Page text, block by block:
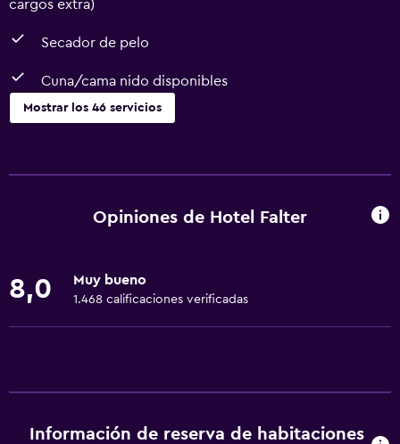
cargos extra)
Secador de pelo
Cuna/cama nido disponibles
Mostrar los 46 servicios
Copas
Menús para dietas especiales (bajo petición)
Wifi gratis
Opiniones de Hotel Falter
8,0 Muy bueno
1.468 calificaciones verificadas
Información de reserva de habitaciones